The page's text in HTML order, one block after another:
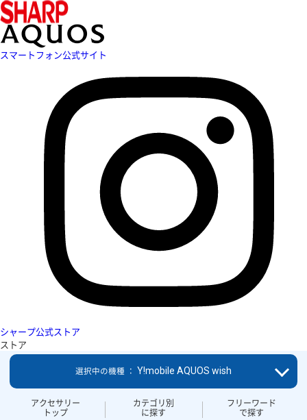
スマートフォン公式サイト
シャープ公式ストア
ストア
アクセサリー
トップ
カテゴリ別
に探す
フリーワード
で探す
選択中の機種 ： Y!mobile AQUOS wish